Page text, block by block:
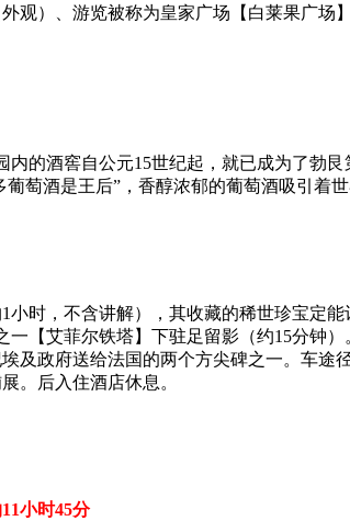
观）、游览被称为皇家广场【白莱果广场】
的酒窖自公元15世纪起，就已成为了勃
萄酒是王后”，香醇浓郁的葡萄酒吸引着
时，不含讲解），其收藏的稀世珍宝定
【艾菲尔铁塔】下驻足留影（约15分钟
及政府送给法国的两个方尖碑之一。车
。后入住酒店休息。
小时45分